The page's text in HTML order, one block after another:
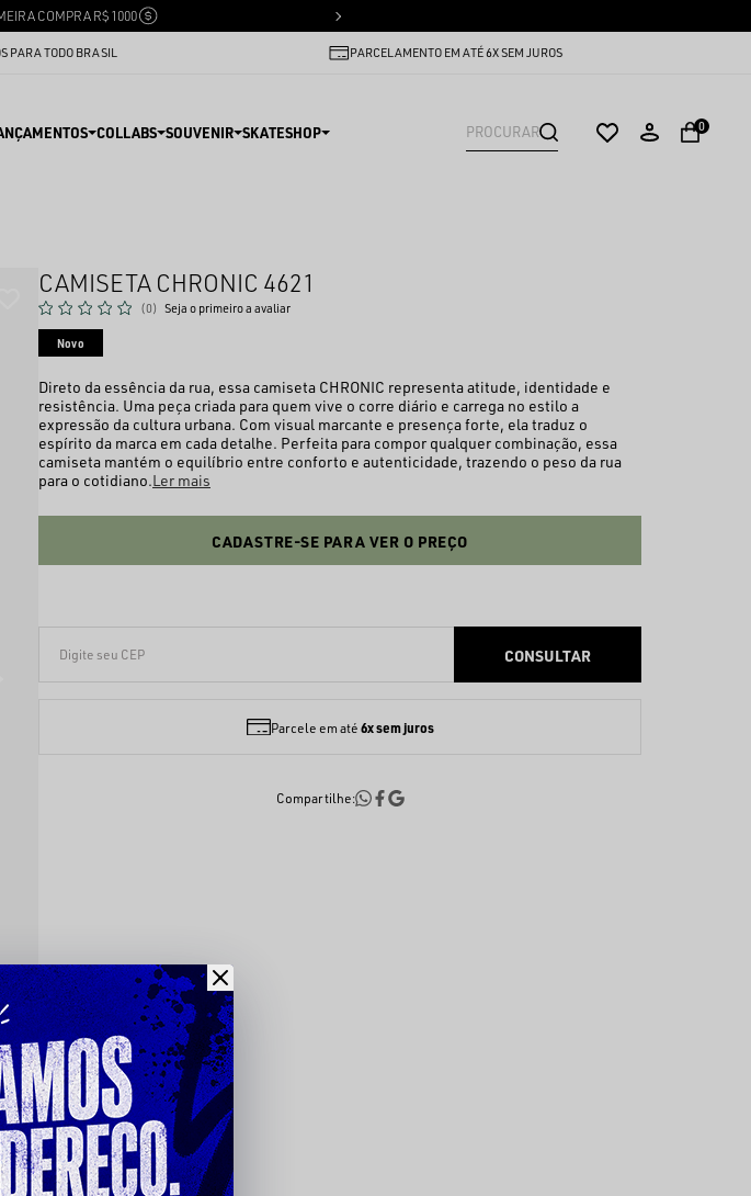
COMPRA R$ 1000
PARA TODO BRASIL PARCELAMENTO EM ATÉ 6X SEM JUROS
COLLABS SOUVENIR SKATESHOP 0
CAMISETA CHRONIC 4621
(0) Seja o primeiro a avaliar
Novo
Direto da essência da rua, essa camiseta CHRONIC representa atitude, identidade e
resistência. Uma peça criada para quem vive o corre diário e carrega no estilo a
expressão da cultura urbana. Com visual marcante e presença forte, ela traduz o
espírito da marca em cada detalhe. Perfeita para compor qualquer combinação, essa
camiseta mantém o equilíbrio entre conforto e autenticidade, trazendo o peso da rua
para o cotidiano.Ler mais
CADASTRE-SE PARA VER O PREÇO
Parcele em até 6x sem juros
Compartilhe: